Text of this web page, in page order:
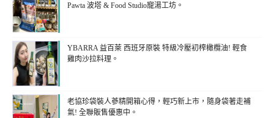
Pawta 波塔 & Food Studio寵湯工坊。
YBARRA 益百萊 西班牙原裝 特級冷壓初榨橄欖油! 輕食
雞肉沙拉料理。
老協珍袋裝人蔘精開箱心得，輕巧新上市，隨身袋著走補
氣! 全聯販售優惠中。